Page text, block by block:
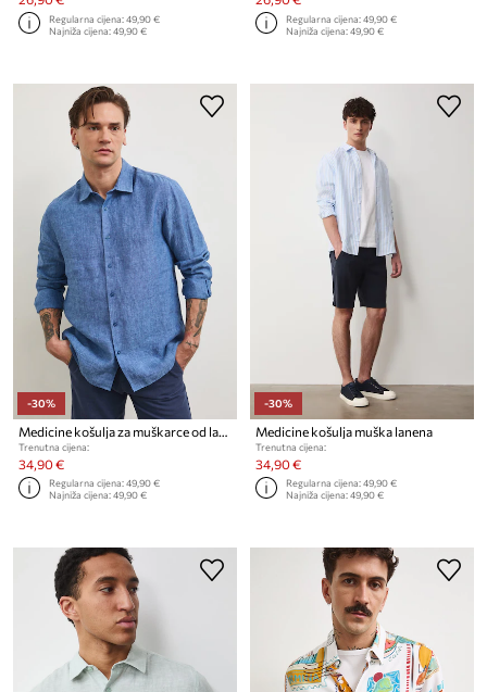
Regularna cijena:49,90 €
Najniža cijena:49,90 €
Regularna cijena:49,90 €
Najniža cijena:49,90 €
-30%
Trenutna cijena:
34,90 €
Regularna cijena:49,90 €
Najniža cijena:49,90 €
-30%
Medicine košulja muška lanena
Trenutna cijena:
34,90 €
Regularna cijena:49,90 €
Najniža cijena:49,90 €